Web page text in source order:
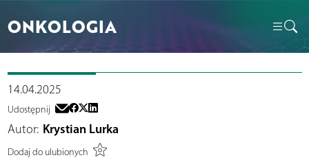
ONKOLOGIA
14.04.2025
Udostępnij
Autor: Krystian Lurka
Dodaj do ulubionych